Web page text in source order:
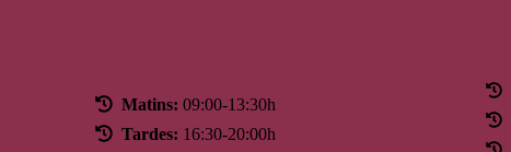
Matins: 09:00-13:30h
Tardes: 16:30-20:00h